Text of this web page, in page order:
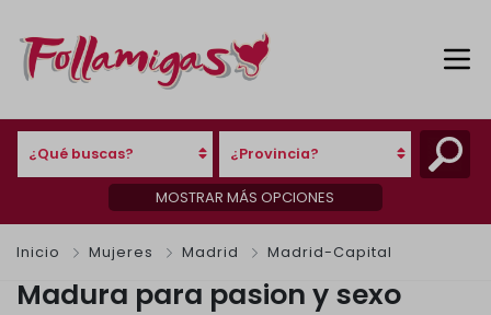
¿Qué buscas? ¿Provincia?
MOSTRAR MÁS OPCIONES
Inicio Mujeres Madrid Madrid-Capital
Madura para pasion y sexo